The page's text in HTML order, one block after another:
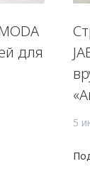
для
5